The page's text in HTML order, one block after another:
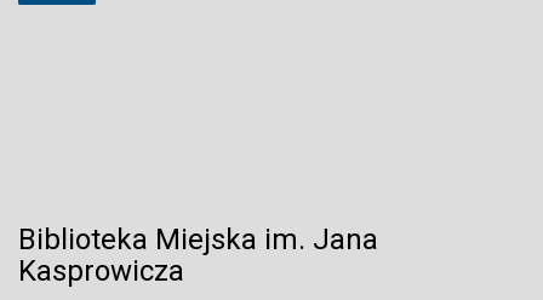
Biblioteka Miejska im. Jana
Kasprowicza